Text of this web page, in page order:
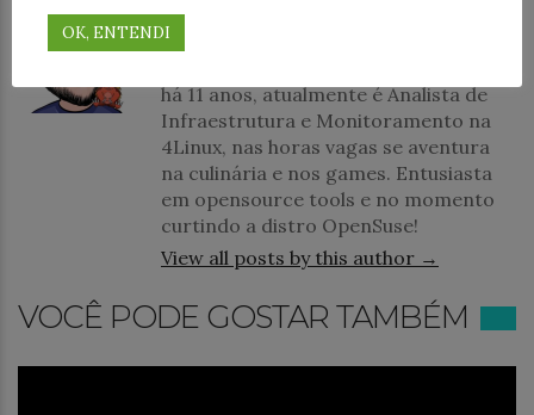
Formado em Segurança da
há 11 anos, atualmente é Analista de
Infraestrutura e Monitoramento na
4Linux, nas horas vagas se aventura
na culinária e nos games. Entusiasta
em opensource tools e no momento
curtindo a distro OpenSuse!
View all posts by this author →
VOCÊ PODE GOSTAR TAMBÉM
OK, ENTENDI